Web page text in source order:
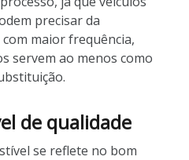
precisar da
maior frequência,
servem ao menos como
de qualidade
se reflete no bom